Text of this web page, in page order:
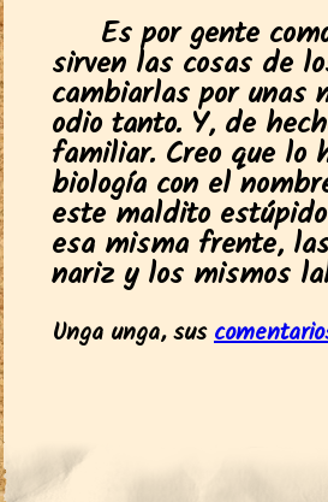
Es por gente
sirven las cosas de
cambiarlas por unas
odio tanto. Y, de
familiar. Creo que lo
biología con el
este maldito
esa misma frente,
nariz y los mismos
Unga unga, sus